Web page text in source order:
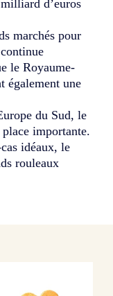
d’euros
marchés pour
le Royaume-
également une
du Sud, le
importante.
idéaux, le
rouleaux